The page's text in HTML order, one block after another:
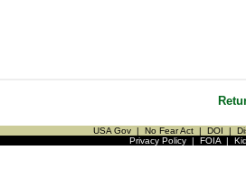
USA Gov | No Fear Act | DOI |
Privacy Policy| FOIA|